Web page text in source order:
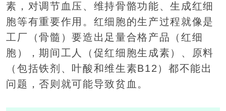
素，对调节血压、维持骨骼功能、生成红细
胞等有重要作用。红细胞的生产过程就像是
工厂（骨髓）要造出足量合格产品（红细
胞），期间工人（促红细胞生成素）、原料
（包括铁剂、叶酸和维生素B12）都不能出
问题，否则就可能导致贫血。